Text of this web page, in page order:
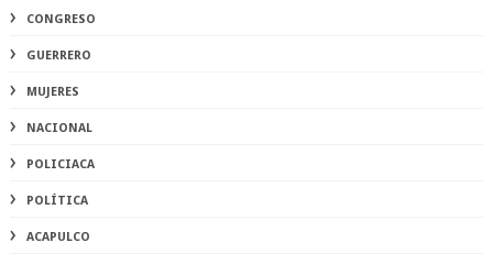
CONGRESO
GUERRERO
MUJERES
NACIONAL
POLICIACA
POLÍTICA
ACAPULCO